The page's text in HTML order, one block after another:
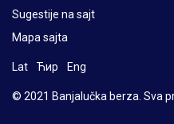
Sugestije na sajt
Mapa sajta
Lat Ћир Eng
© 2021 Banjalučka berza. Sva